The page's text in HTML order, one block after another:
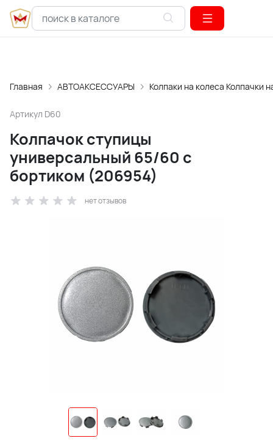
Главная АВТОАКСЕССУАРЫ Колпаки на колеса Колпачки
Артикул D60
Колпачок ступицы
универсальный 65/60 с
бортиком (206954)
нет отзывов